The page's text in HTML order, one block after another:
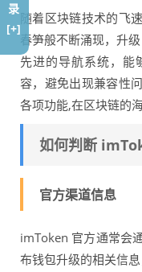
随着区块链技术的飞
春笋般不断涌现，升
先进的导航系统，能
容，避免出现兼容性
各项功能,在区块链的
如何判断
官方渠道信息
imToken 官方通常会
布钱包升级的相关信
录
[+]